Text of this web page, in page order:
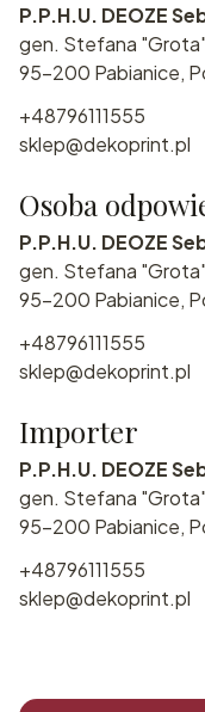
P.P.H.U. DEOZE
gen. Stefana
95-200 Pabianice,
+48796111555
sklep@dekoprint.pl
Osoba
P.P.H.U. DEOZE
gen. Stefana
95-200 Pabianice,
+48796111555
sklep@dekoprint.pl
Importer
P.P.H.U. DEOZE
gen. Stefana
95-200 Pabianice,
+48796111555
sklep@dekoprint.pl